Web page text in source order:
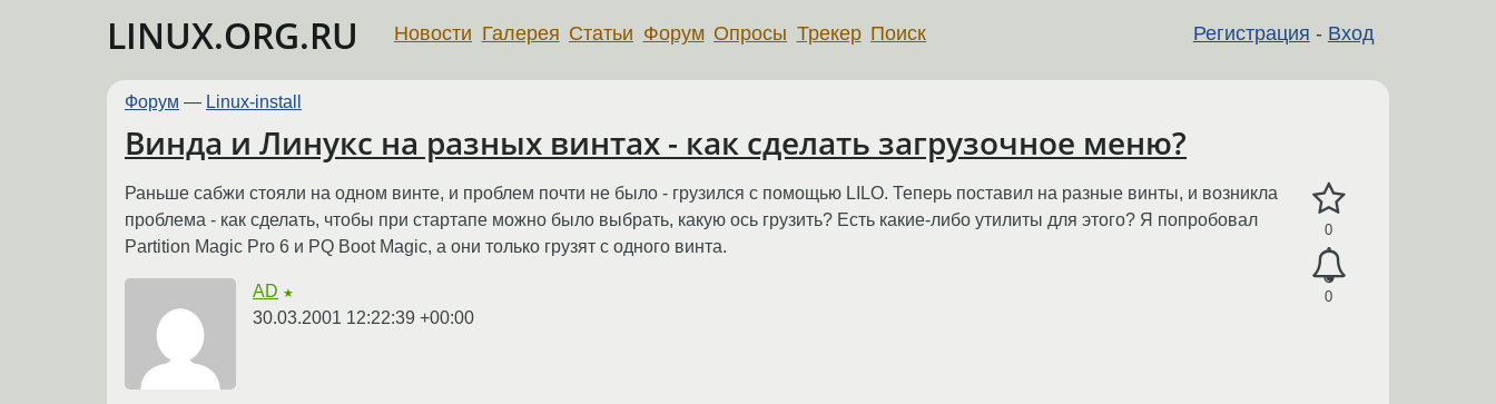
LINUX.ORG.RU Регистрация - Вход
Новости Галерея Статьи Форум Опросы Трекер Поиск
Форум — Linux-install
Винда и Линукс на разных винтах - как сделать загрузочное меню?
0
0
Раньше сабжи стояли на одном винте, и проблем почти не было - грузился с помощью LILO. Теперь поставил на разные винты, и возникла
проблема - как сделать, чтобы при стартапе можно было выбрать, какую ось грузить? Есть какие-либо утилиты для этого? Я попробовал
Partition Magic Pro 6 и PQ Boot Magic, а они только грузят с одного винта.
AD ★
30.03.2001 12:22:39 +00:00